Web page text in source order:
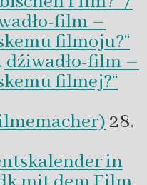
film –
filmoju?“
dźiwadło-film –
filmej?“
28.
in